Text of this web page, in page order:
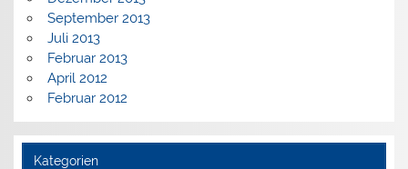
September 2013
Juli 2013
Februar 2013
April 2012
Februar 2012
Kategorien